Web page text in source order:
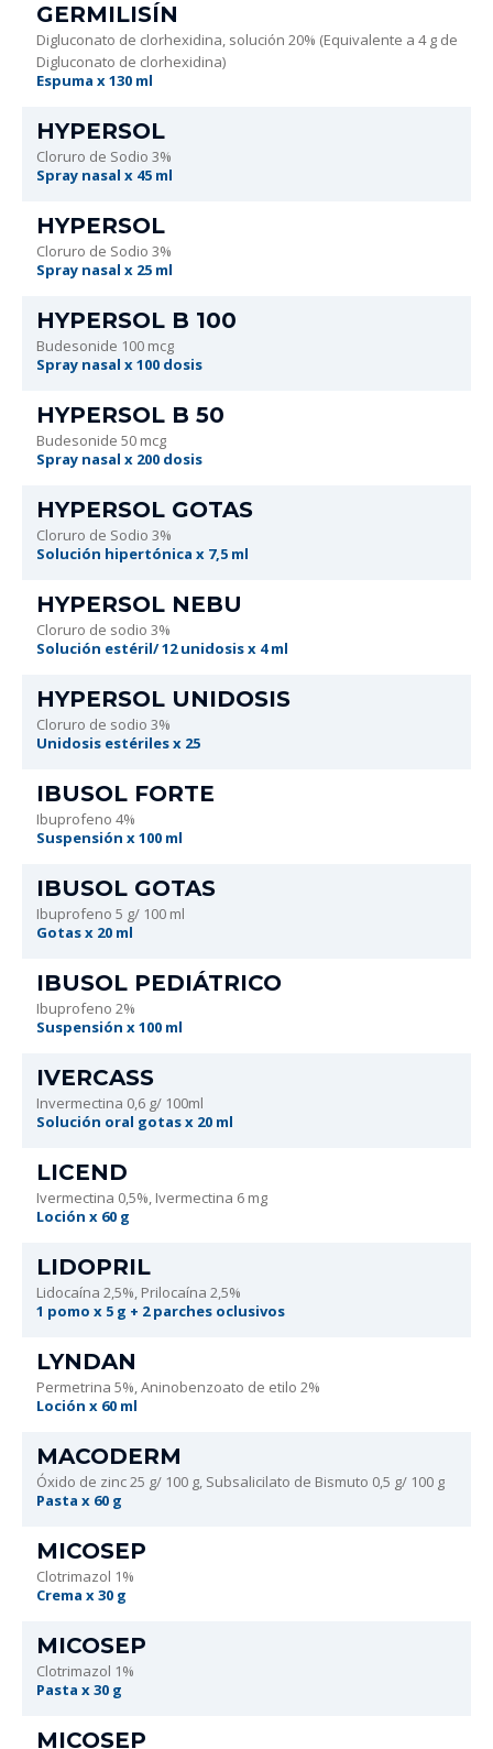
GERMILISÍN
Digluconato de clorhexidina, solución 20% (Equivalente a 4 g de
Digluconato de clorhexidina)
Espuma x 130 ml
HYPERSOL
Cloruro de Sodio 3%
Spray nasal x 45 ml
HYPERSOL
Cloruro de Sodio 3%
Spray nasal x 25 ml
HYPERSOL B 100
Budesonide 100 mcg
Spray nasal x 100 dosis
HYPERSOL B 50
Budesonide 50 mcg
Spray nasal x 200 dosis
HYPERSOL GOTAS
Cloruro de Sodio 3%
Solución hipertónica x 7,5 ml
HYPERSOL NEBU
Cloruro de sodio 3%
Solución estéril/ 12 unidosis x 4 ml
HYPERSOL UNIDOSIS
Cloruro de sodio 3%
Unidosis estériles x 25
IBUSOL FORTE
Ibuprofeno 4%
Suspensión x 100 ml
IBUSOL GOTAS
Ibuprofeno 5 g/ 100 ml
Gotas x 20 ml
IBUSOL PEDIÁTRICO
Ibuprofeno 2%
Suspensión x 100 ml
IVERCASS
Invermectina 0,6 g/ 100ml
Solución oral gotas x 20 ml
LICEND
Ivermectina 0,5%, Ivermectina 6 mg
Loción x 60 g
LIDOPRIL
Lidocaína 2,5%, Prilocaína 2,5%
1 pomo x 5 g + 2 parches oclusivos
LYNDAN
Permetrina 5%, Aninobenzoato de etilo 2%
Loción x 60 ml
MACODERM
Óxido de zinc 25 g/ 100 g, Subsalicilato de Bismuto 0,5 g/ 100 g
Pasta x 60 g
MICOSEP
Clotrimazol 1%
Crema x 30 g
MICOSEP
Clotrimazol 1%
Pasta x 30 g
MICOSEP